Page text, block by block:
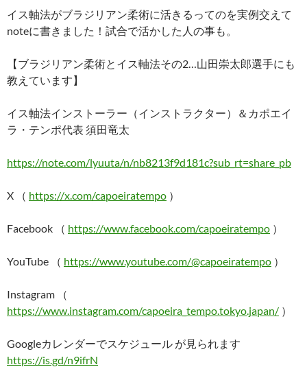
イス軸法がブラジリアン柔術に活きるってのを実例交えて
noteに書きました！試合で活かした人の事も。
【ブラジリアン柔術とイス軸法その2…山田崇太郎選手にも
教えています】
イス軸法インストーラー（インストラクター）＆カポエイ
ラ・テンポ代表 須田竜太
https://note.com/lyuuta/n/nb8213f9d181c?sub_rt=share_pb
X （ https://x.com/capoeiratempo ）
Facebook （ https://www.facebook.com/capoeiratempo ）
YouTube （ https://www.youtube.com/@capoeiratempo ）
Instagram （
https://www.instagram.com/capoeira_tempo.tokyo.japan/ ）
Googleカレンダーでスケジュール が見られます
https://is.gd/n9ifrN